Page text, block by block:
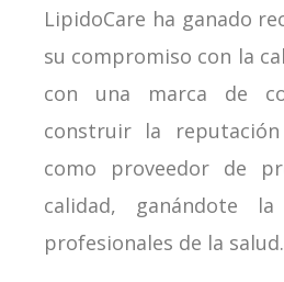
LipidoCare ha ganado
su compromiso con la
con una marca de
construir la
como proveedor de
calidad, ganándote
profesionales de la salud.